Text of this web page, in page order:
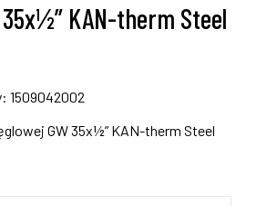
35x½” KAN-therm Steel
1509042002
GW 35x½” KAN-therm Steel